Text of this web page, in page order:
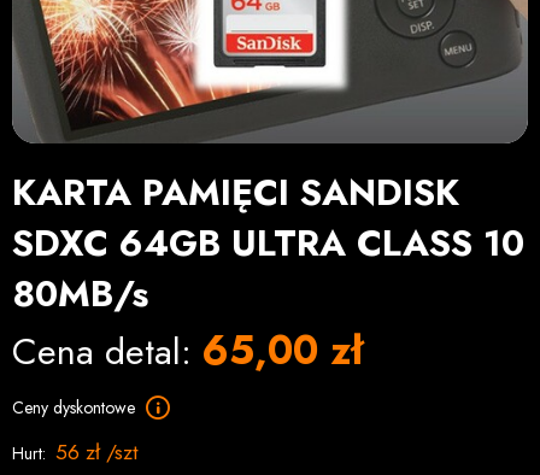
KARTA PAMIĘCI SANDISK
SDXC 64GB ULTRA CLASS 10
80MB/s
Cena detal: 65,00 zł
Ceny dyskontowe
Hurt: 56 zł /szt